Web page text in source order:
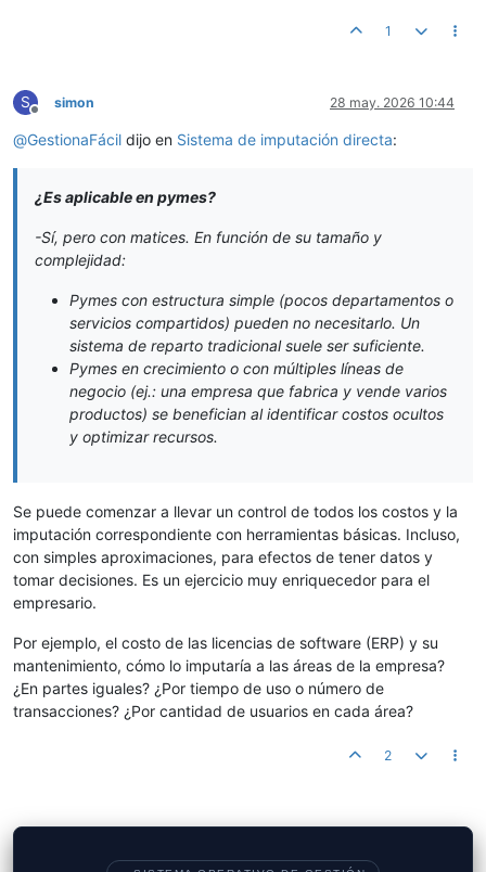
1
S
Desconectado
simon 28 may. 2026 10:44
@GestionaFácil dijo en Sistema de imputación directa:
¿Es aplicable en pymes?
-Sí, pero con matices. En función de su tamaño y
complejidad:
Pymes con estructura simple (pocos departamentos o
servicios compartidos) pueden no necesitarlo. Un
sistema de reparto tradicional suele ser suficiente.
Pymes en crecimiento o con múltiples líneas de
negocio (ej.: una empresa que fabrica y vende varios
productos) se benefician al identificar costos ocultos
y optimizar recursos.
Se puede comenzar a llevar un control de todos los costos y la
imputación correspondiente con herramientas básicas. Incluso,
con simples aproximaciones, para efectos de tener datos y
tomar decisiones. Es un ejercicio muy enriquecedor para el
empresario.
Por ejemplo, el costo de las licencias de software (ERP) y su
mantenimiento, cómo lo imputaría a las áreas de la empresa?
¿En partes iguales? ¿Por tiempo de uso o número de
transacciones? ¿Por cantidad de usuarios en cada área?
2